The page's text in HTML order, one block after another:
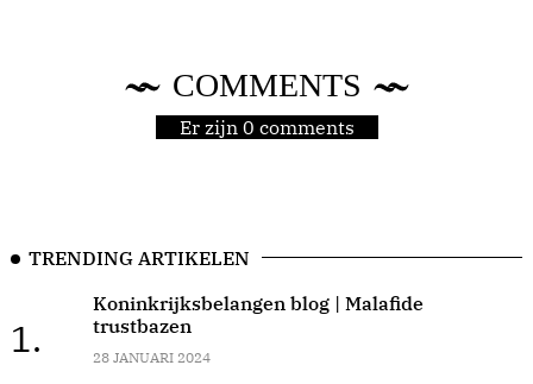
COMMENTS
Er zijn 0 comments
TRENDING ARTIKELEN
1.
Koninkrijksbelangen blog | Malafide
trustbazen
28 JANUARI 2024